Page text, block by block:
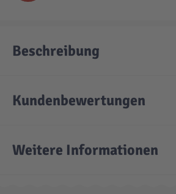
Beschreibung
Kundenbewertungen
Weitere Informationen